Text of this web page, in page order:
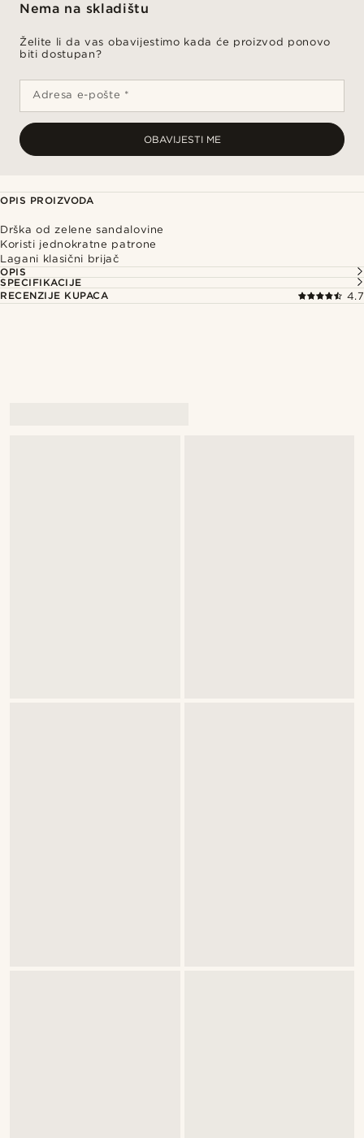
Nema na skladištu
Želite li da vas obavijestimo kada će proizvod ponovo
biti dostupan?
Adresa e-pošte *
OBAVIJESTI ME
OPIS PROIZVODA
Drška od zelene sandalovine
Koristi jednokratne patrone
Lagani klasični brijač
OPIS
SPECIFIKACIJE
RECENZIJE KUPACA
4.7